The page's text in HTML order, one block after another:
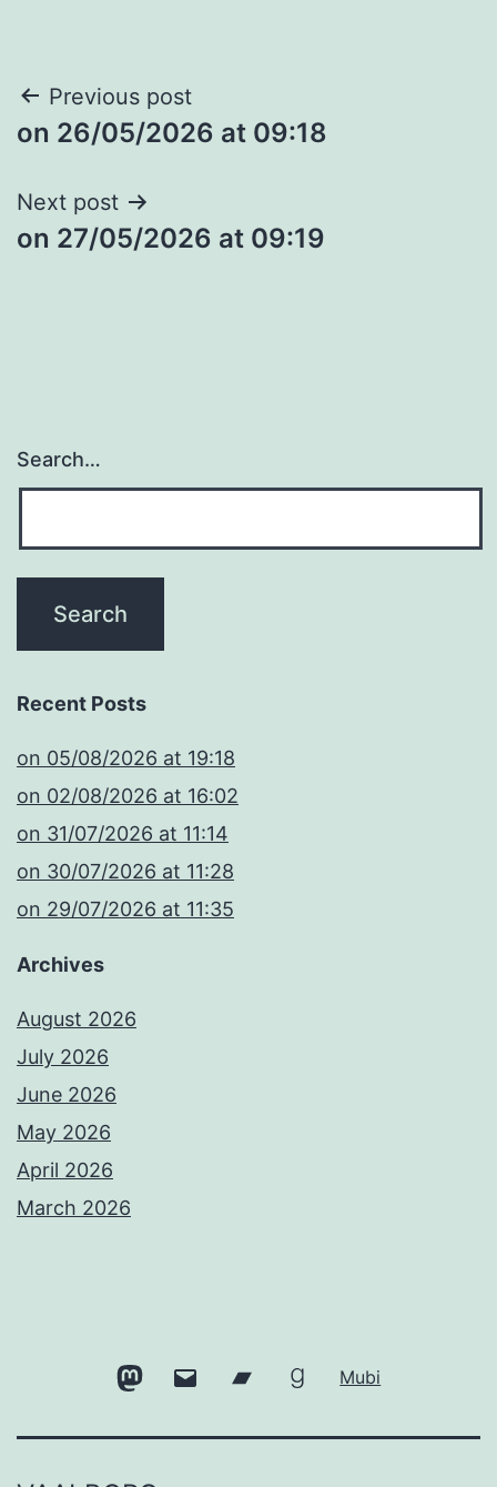
Post
navigation
Previous post
​on 26/05/2026 at 09:18
Next post
​on 27/05/2026 at 09:19
Search…
Recent Posts
​on 05/08/2026 at 19:18
​on 02/08/2026 at 16:02
​on 31/07/2026 at 11:14
​on 30/07/2026 at 11:28
​on 29/07/2026 at 11:35
Archives
August 2026
July 2026
June 2026
May 2026
April 2026
March 2026
MastodonEmail BandcampGoodreads
Mubi